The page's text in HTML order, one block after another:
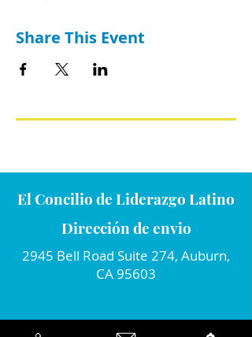
Share This Event
El Concilio de Liderazgo Latino
Dirección de envio
2945 Bell Road Suite 274, Auburn,
CA 95603
Conecta con nosotros